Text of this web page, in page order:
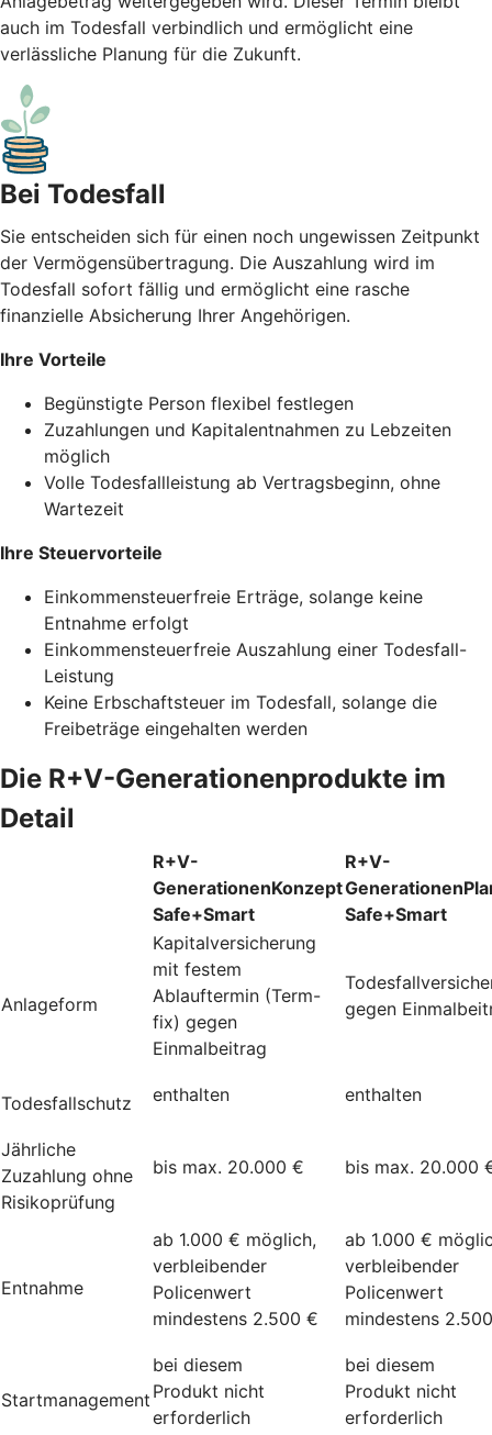
auch im Todesfall verbindlich und ermöglicht eine
verlässliche Planung für die Zukunft.
Bei Todesfall
Sie entscheiden sich für einen noch ungewissen Zeitpunkt
der Vermögensübertragung. Die Auszahlung wird im
Todesfall sofort fällig und ermöglicht eine rasche
finanzielle Absicherung Ihrer Angehörigen.
Ihre Vorteile
Begünstigte Person flexibel festlegen
Zuzahlungen und Kapitalentnahmen zu Lebzeiten
möglich
Volle Todesfallleistung ab Vertragsbeginn, ohne
Wartezeit
Ihre Steuervorteile
Einkommensteuerfreie Erträge, solange keine
Entnahme erfolgt
Einkommensteuerfreie Auszahlung einer Todesfall-
Leistung
Keine Erbschaftsteuer im Todesfall, solange die
Freibeträge eingehalten werden
Die R+V-Generationenprodukte im
Detail
R+V-
GenerationenKonzept
Safe+Smart
R+V-
Safe+Smart
Anlageform
Kapitalversicherung
mit festem
Ablauftermin (Term-
fix) gegen
Einmalbeitrag
gegen
Todesfallschutz enthalten enthalten
Jährliche
Zuzahlung ohne
Risikoprüfung
bis max. 20.000 € bis max. 20.000
Entnahme
ab 1.000 € möglich,
verbleibender
Policenwert
mindestens 2.500 €
ab 1.000 €
verbleibender
Policenwert
mindestens
Startmanagement
bei diesem
Produkt nicht
erforderlich
bei diesem
Produkt nicht
erforderlich